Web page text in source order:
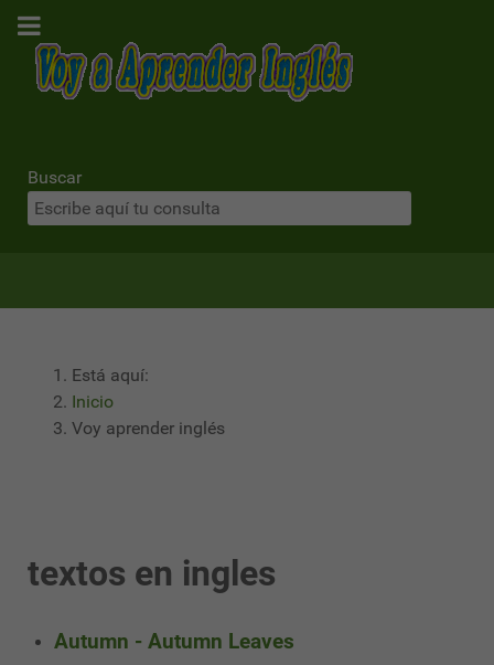
Buscar
Está aquí:
Inicio
Voy aprender inglés
textos en ingles
Autumn - Autumn Leaves